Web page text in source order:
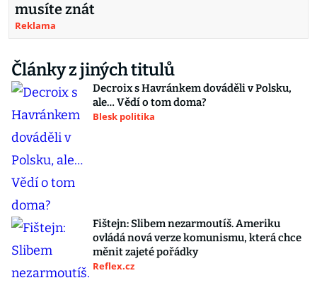
musíte znát
Reklama
Články z jiných titulů
Decroix s Havránkem dováděli v Polsku,
ale… Vědí o tom doma?
Blesk politika
Fištejn: Slibem nezarmoutíš. Ameriku
ovládá nová verze komunismu, která chce
měnit zajeté pořádky
Reflex.cz